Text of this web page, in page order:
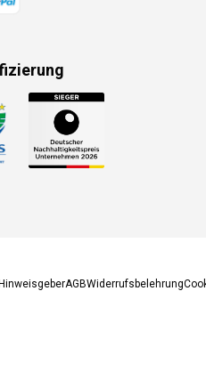
HinweisgeberAGBWiderrufsbelehrung